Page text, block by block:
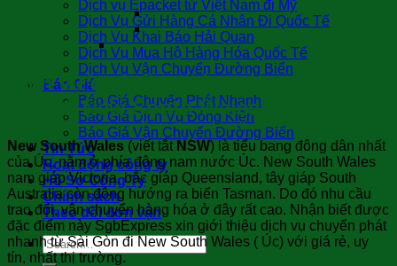
Dịch vụ Epacket từ Việt Nam đi Mỹ
Dịch Vụ Gửi Hàng Cá Nhân Đi Quốc Tế
Dịch Vụ Khai Báo Hải Quan
Dịch Vụ Mua Hộ Hàng Hóa Quốc Tế
Dịch Vụ Vận Chuyển Đường Biển
Báo Giá
Báo Giá Chuyển Phát Nhanh
Báo Giá Dịch Vụ Đóng Kiện
Báo Giá Vận Chuyển Đường Biển
Tin Tức
Hoạt động công ty
Hồ Sơ Công Ty
Chính sách
Theo dõi đơn vận
Dịch vụ chuyển phát nhanh từ Sài
Gòn đi New South Wales ( Úc)
New South Wales (viết tắt NSW) là tiểu bang đông dân nhất
của Úc, nằm ở phía đông nam nước Úc. New South Wales
nam giáp Victoria, bắc giáp Queensland, tây giáp South
Australia còn đông hướng ra biển Tasman. Do đó nhu cầu
trao đổi, vận chuyển hàng hóa ở đây rất cao. Nhận biết được
đặc điểm này SgbExpress xin giới thiệu dịch vụ chuyển phát
nhanh từ Sài Gòn đi New South Wales ( Úc) với giá rẻ, uy
tín, nhất thị trường.